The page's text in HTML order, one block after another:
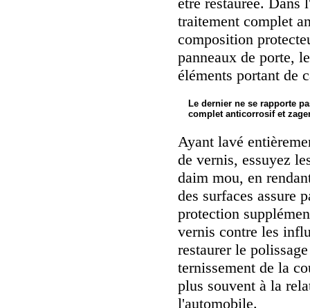
traitement complet
composition
panneaux de porte,
éléments portant de
Le dernier ne se rapporte
complet anticorrosif et
Ayant lavé
de vernis, essuyez
daim mou, en
des surfaces assure
protection
vernis contre les
restaurer le
ternissement de la
plus souvent à la
l'automobile.